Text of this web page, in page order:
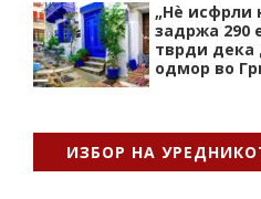
„Нѐ исфрли
задржа 290
тврди дека
одмор во
ИЗБОР НА